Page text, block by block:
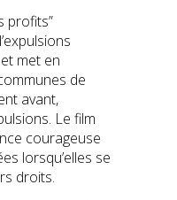
profits”
met en
de
avant,
Le film
courageuse
lorsqu’elles se
droits.